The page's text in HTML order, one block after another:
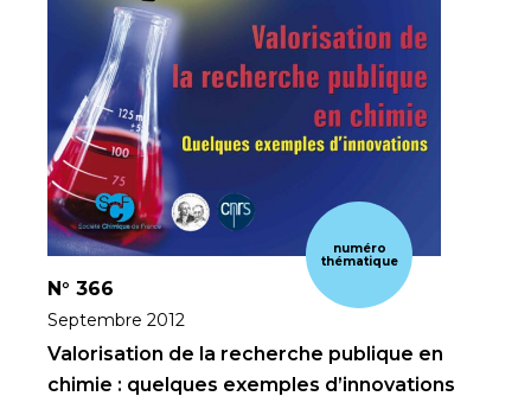
numéro
thématique
N° 366
Septembre 2012
Valorisation de la recherche publique en
chimie : quelques exemples d’innovations